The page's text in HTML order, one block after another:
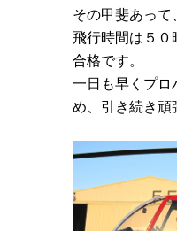
その甲斐あって
飛行時間は５０
合格です。
一日も早くプロ
め、引き続き頑